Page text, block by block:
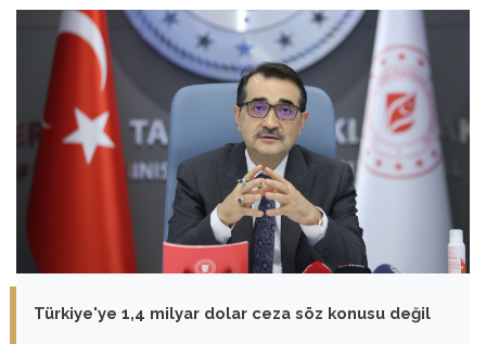
Türkiye'ye 1,4 milyar dolar ceza söz konusu değil